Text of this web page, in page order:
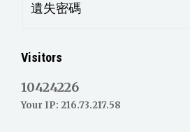
遺失密碼
Visitors
10424226
Your IP: 216.73.217.58